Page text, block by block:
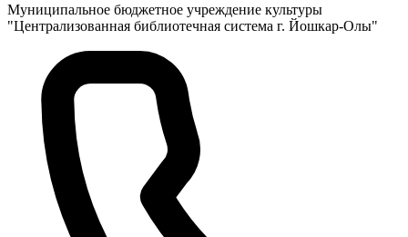
Муниципальное бюджетное учреждение культуры
"Централизованная библиотечная система г. Йошкар-Олы"